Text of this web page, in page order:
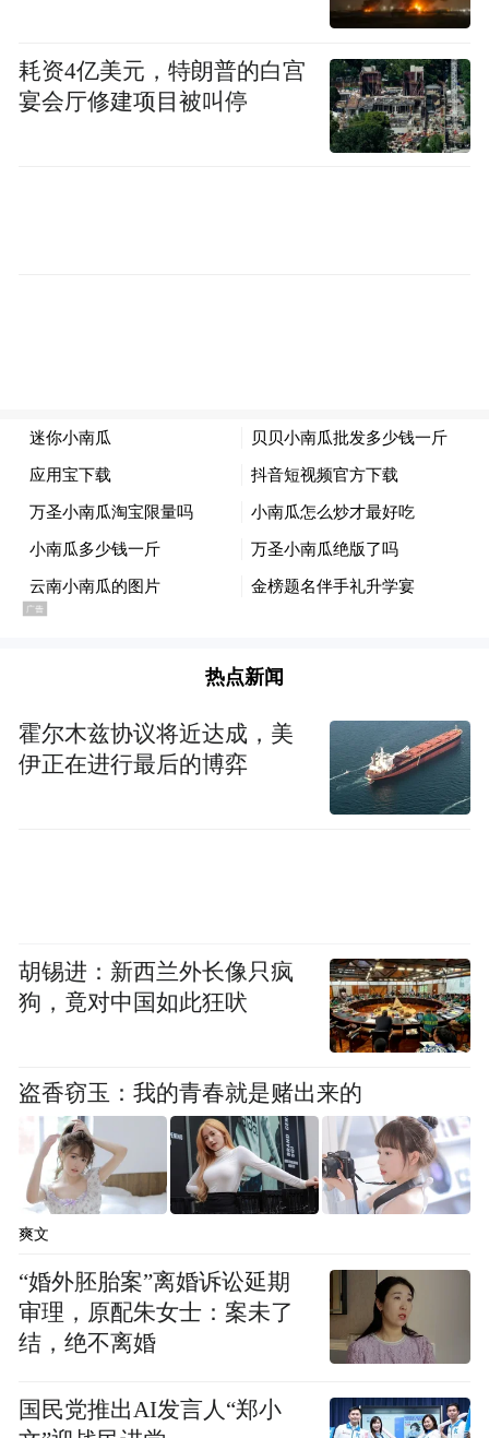
耗资4亿美元，特朗普的白宫
宴会厅修建项目被叫停
热点新闻
霍尔木兹协议将近达成，美
伊正在进行最后的博弈
胡锡进：新西兰外长像只疯
狗，竟对中国如此狂吠
盗香窃玉：我的青春就是赌出来的
爽文
“婚外胚胎案”离婚诉讼延期
审理，原配朱女士：案未了
结，绝不离婚
国民党推出AI发言人“郑小